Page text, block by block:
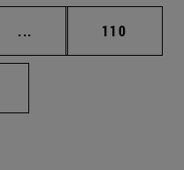
... Páginas intermedias
Página
110